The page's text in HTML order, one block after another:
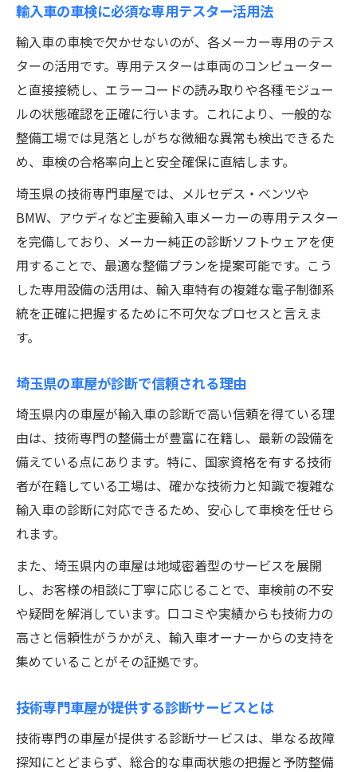
輸入車の車検に必須な専用テスター活用法
輸入車の車検で欠かせないのが、各メーカー専用のテス
ターの活用です。専用テスターは車両のコンピューター
と直接接続し、エラーコードの読み取りや各種モジュー
ルの状態確認を正確に行います。これにより、一般的な
整備工場では見落としがちな微細な異常も検出できるた
め、車検の合格率向上と安全確保に直結します。
埼玉県の技術専門車屋では、メルセデス・ベンツや
BMW、アウディなど主要輸入車メーカーの専用テスター
を完備しており、メーカー純正の診断ソフトウェアを使
用することで、最適な整備プランを提案可能です。こう
した専用設備の活用は、輸入車特有の複雑な電子制御系
統を正確に把握するために不可欠なプロセスと言えま
す。
埼玉県の車屋が診断で信頼される理由
埼玉県内の車屋が輸入車の診断で高い信頼を得ている理
由は、技術専門の整備士が豊富に在籍し、最新の設備を
備えている点にあります。特に、国家資格を有する技術
者が在籍している工場は、確かな技術力と知識で複雑な
輸入車の診断に対応できるため、安心して車検を任せら
れます。
また、埼玉県内の車屋は地域密着型のサービスを展開
し、お客様の相談に丁寧に応じることで、車検前の不安
や疑問を解消しています。口コミや実績からも技術力の
高さと信頼性がうかがえ、輸入車オーナーからの支持を
集めていることがその証拠です。
技術専門車屋が提供する診断サービスとは
技術専門の車屋が提供する診断サービスは、単なる故障
探知にとどまらず、総合的な車両状態の把握と予防整備